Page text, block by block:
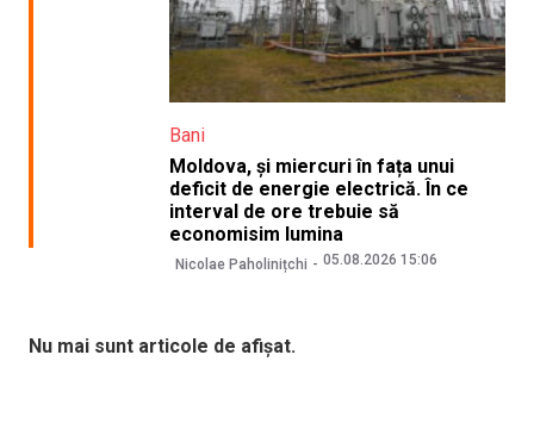
Bani
Moldova, și miercuri în fața unui
deficit de energie electrică. În ce
interval de ore trebuie să
economisim lumina
Nicolae Paholinițchi 05.08.2026 15:06
Nu mai sunt articole de afișat.